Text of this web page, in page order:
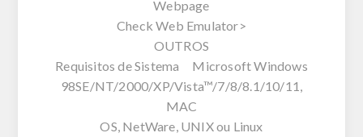
Webpage
Check Web Emulator>
OUTROS
Requisitos de Sistema Microsoft Windows
98SE/NT/2000/XP/Vista™/7/8/8.1/10/11,
MAC
OS, NetWare, UNIX ou Linux